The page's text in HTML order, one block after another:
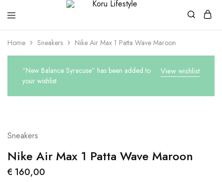
Koru
Lifestyle
Home Sneakers Nike Air Max 1 Patta Wave Maroon
View wishlist
“New Balance Syracuse” has been added to
your wishlist
Sneakers
Nike Air Max 1 Patta Wave Maroon
€ 160,00